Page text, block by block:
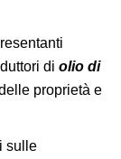
di olio di
proprietà e
sulle